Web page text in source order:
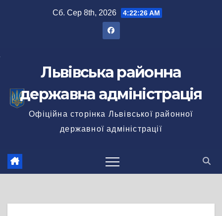
Сб. Сер 8th, 2026 4:22:27 AM
Львівська районна
державна адміністрація
Офіційна сторінка Львівської районної
державної адміністрації